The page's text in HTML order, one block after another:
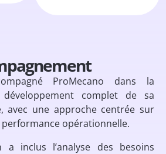
ProMecano dans la
complet de sa
avec une approche centrée sur
performance opérationnelle.
a inclus l’analyse des besoins